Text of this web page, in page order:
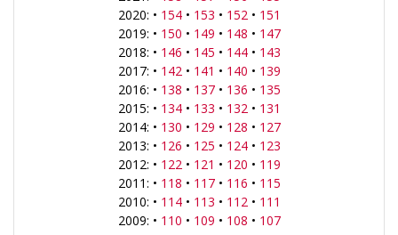
2020: • 154• 153 • 152 • 151
2019: • 150 • 149 • 148 • 147
2018: • 146 • 145 • 144• 143
2017: • 142 • 141 • 140 • 139
2016: • 138 • 137• 136 • 135
2015: • 134• 133 • 132 • 131
2014: • 130 • 129 • 128 • 127
2013: • 126 • 125 • 124• 123
2012: • 122 • 121 • 120 • 119
2011: • 118 • 117• 116 • 115
2010: • 114• 113 • 112 • 111
2009: • 110 • 109 • 108 • 107